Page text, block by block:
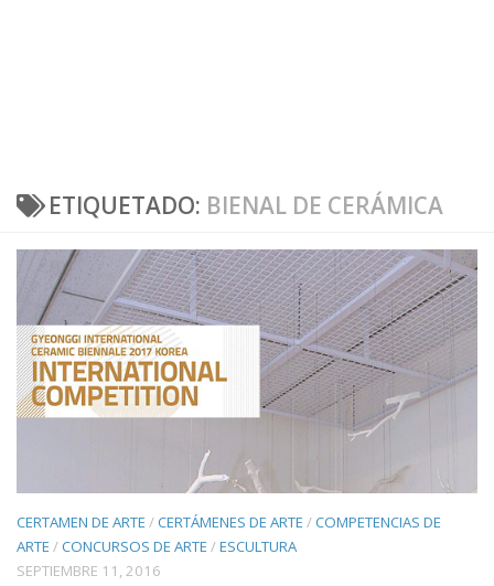
ETIQUETADO: BIENAL DE CERÁMICA
CERTAMEN DE ARTE /CERTÁMENES DE ARTE /COMPETENCIAS DE
ARTE /CONCURSOS DE ARTE /ESCULTURA
SEPTIEMBRE 11, 2016